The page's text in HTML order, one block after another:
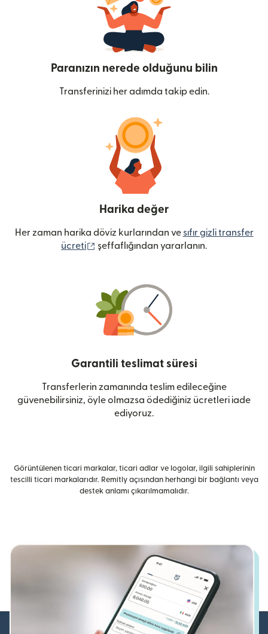
Paranızın nerede olduğunu bilin
Transferinizi her adımda takip edin.
Harika değer
Her zaman harika döviz kurlarından ve sıfır gizli transfer
ücreti
(yeni pencerede açılır)
şeffaflığından yararlanın.
Garantili teslimat süresi
Transferlerin zamanında teslim edileceğine
güvenebilirsiniz, öyle olmazsa ödediğiniz ücretleri iade
ediyoruz.
Görüntülenen ticari markalar, ticari adlar ve logolar, ilgili sahiplerinin
tescilli ticari markalarıdır. Remitly açısından herhangi bir bağlantı veya
destek anlamı çıkarılmamalıdır.